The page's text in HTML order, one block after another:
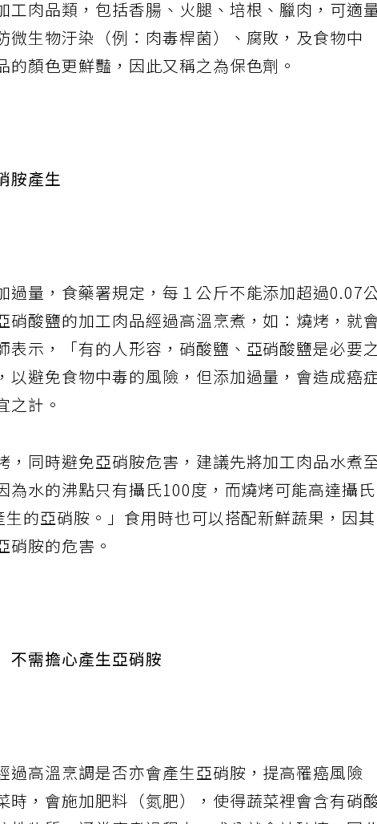
工肉品類，包括香腸、火腿、培根、臘肉，可適
微生物汙染（例：肉毒桿菌）、腐敗，及食物中
顏色更鮮豔，因此又稱之為保色劑。
胺產生
過量，食藥署規定，每１公斤不能添加超過0.07
硝酸鹽的加工肉品經過高溫烹煮，如：燒烤，就會
表示，「有的人形容，硝酸鹽、亞硝酸鹽是必要
以避免食物中毒的風險，但添加過量，會造成癌
之計。
，同時避免亞硝胺危害，建議先將加工肉品水煮
為水的沸點只有攝氏100度，而燒烤可能高達攝氏
的亞硝胺。」食用時也可以搭配新鮮蔬果，因其
硝胺的危害。
需擔心產生亞硝胺
過高溫烹調是否亦會產生亞硝胺，提高罹癌風險
時，會施加肥料（氮肥），使得蔬菜裡會含有硝